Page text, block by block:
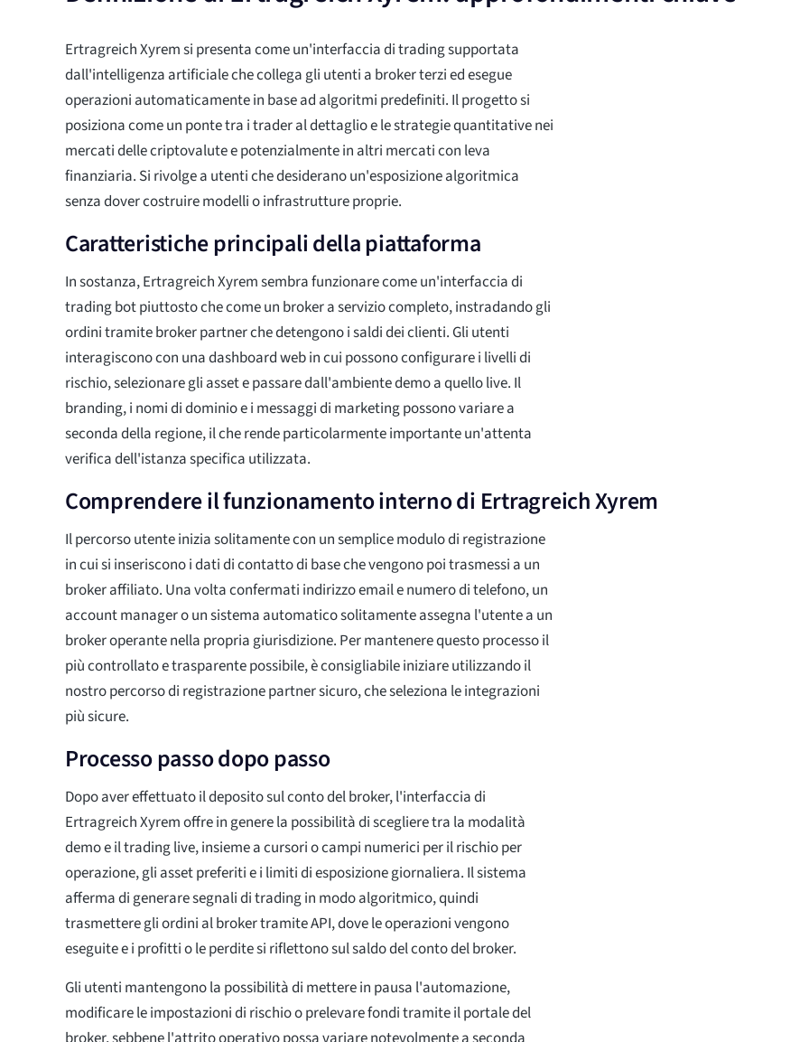
Ertragreich Xyrem si presenta come un'interfaccia di trading supportata
dall'intelligenza artificiale che collega gli utenti a broker terzi ed esegue
operazioni automaticamente in base ad algoritmi predefiniti. Il progetto si
posiziona come un ponte tra i trader al dettaglio e le strategie quantitative nei
mercati delle criptovalute e potenzialmente in altri mercati con leva
finanziaria. Si rivolge a utenti che desiderano un'esposizione algoritmica
senza dover costruire modelli o infrastrutture proprie.
Caratteristiche principali della piattaforma
In sostanza, Ertragreich Xyrem sembra funzionare come un'interfaccia di
trading bot piuttosto che come un broker a servizio completo, instradando gli
ordini tramite broker partner che detengono i saldi dei clienti. Gli utenti
interagiscono con una dashboard web in cui possono configurare i livelli di
rischio, selezionare gli asset e passare dall'ambiente demo a quello live. Il
branding, i nomi di dominio e i messaggi di marketing possono variare a
seconda della regione, il che rende particolarmente importante un'attenta
verifica dell'istanza specifica utilizzata.
Comprendere il funzionamento interno di Ertragreich Xyrem
Il percorso utente inizia solitamente con un semplice modulo di registrazione
in cui si inseriscono i dati di contatto di base che vengono poi trasmessi a un
broker affiliato. Una volta confermati indirizzo email e numero di telefono, un
account manager o un sistema automatico solitamente assegna l'utente a un
broker operante nella propria giurisdizione. Per mantenere questo processo il
più controllato e trasparente possibile, è consigliabile iniziare utilizzando il
nostro percorso di registrazione partner sicuro, che seleziona le integrazioni
più sicure.
Processo passo dopo passo
Dopo aver effettuato il deposito sul conto del broker, l'interfaccia di
Ertragreich Xyrem offre in genere la possibilità di scegliere tra la modalità
demo e il trading live, insieme a cursori o campi numerici per il rischio per
operazione, gli asset preferiti e i limiti di esposizione giornaliera. Il sistema
afferma di generare segnali di trading in modo algoritmico, quindi
trasmettere gli ordini al broker tramite API, dove le operazioni vengono
eseguite e i profitti o le perdite si riflettono sul saldo del conto del broker.
Gli utenti mantengono la possibilità di mettere in pausa l'automazione,
modificare le impostazioni di rischio o prelevare fondi tramite il portale del